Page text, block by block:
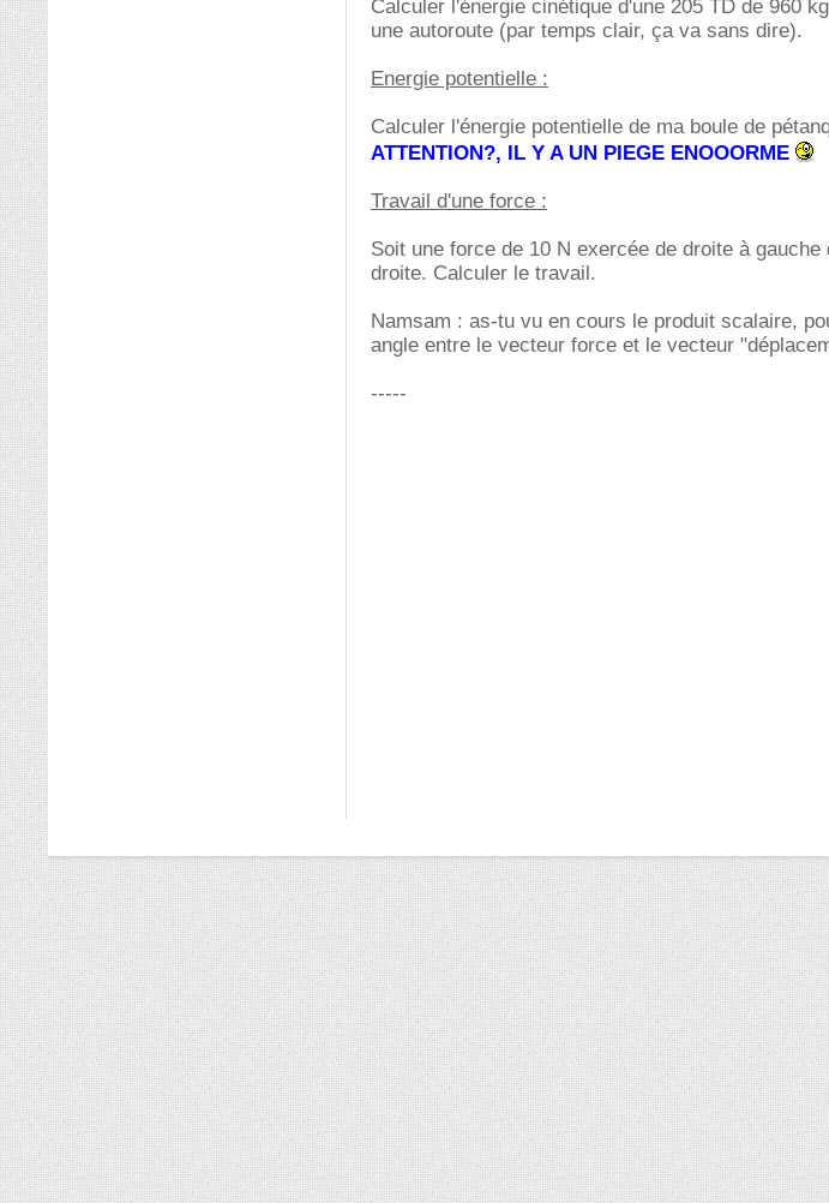
Calculer l'énergie cinétique d'une 205 TD de 960
une autoroute (par temps clair, ça va sans dire).
Energie potentielle :
Calculer l'énergie potentielle de ma boule de
ATTENTION?, IL Y A UN PIEGE ENOOORME
Travail d'une force :
Soit une force de 10 N exercée de droite à
droite. Calculer le travail.
Namsam : as-tu vu en cours le produit scalaire,
angle entre le vecteur force et le vecteur
-----